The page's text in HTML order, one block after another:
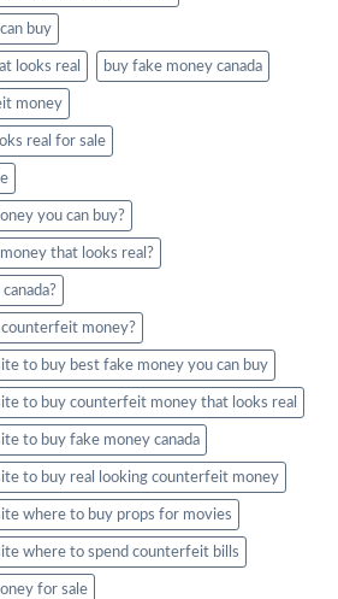
buy​
looks real buy fake money canada
money​
real for sale
you can buy​?
that looks real?
counterfeit money​?
to buy best fake money you can buy​
to buy counterfeit money that looks real
to buy fake money canada
to buy real looking counterfeit money​
where to buy props for movies​
where to spend counterfeit bills​
for sale